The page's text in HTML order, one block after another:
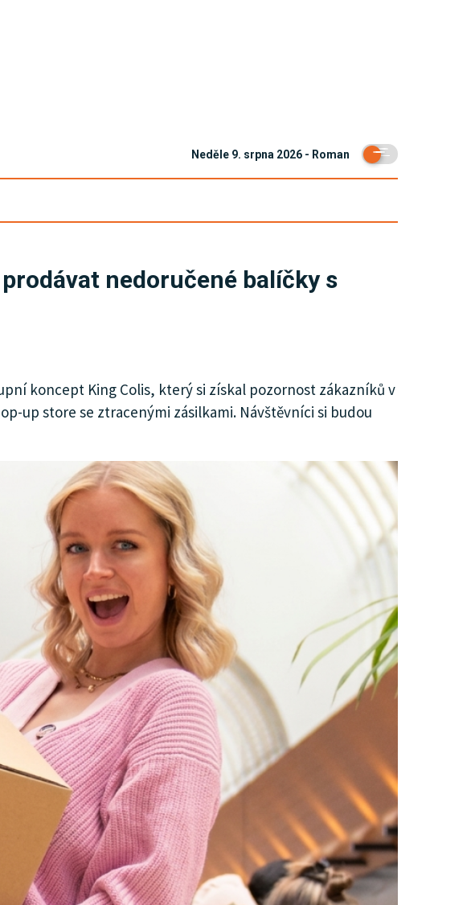
Neděle 9. srpna 2026 - Roman
nedoručené balíčky s
koncept King Colis, který si získal pozornost zákazníků v
up store se ztracenými zásilkami. Návštěvníci si budou